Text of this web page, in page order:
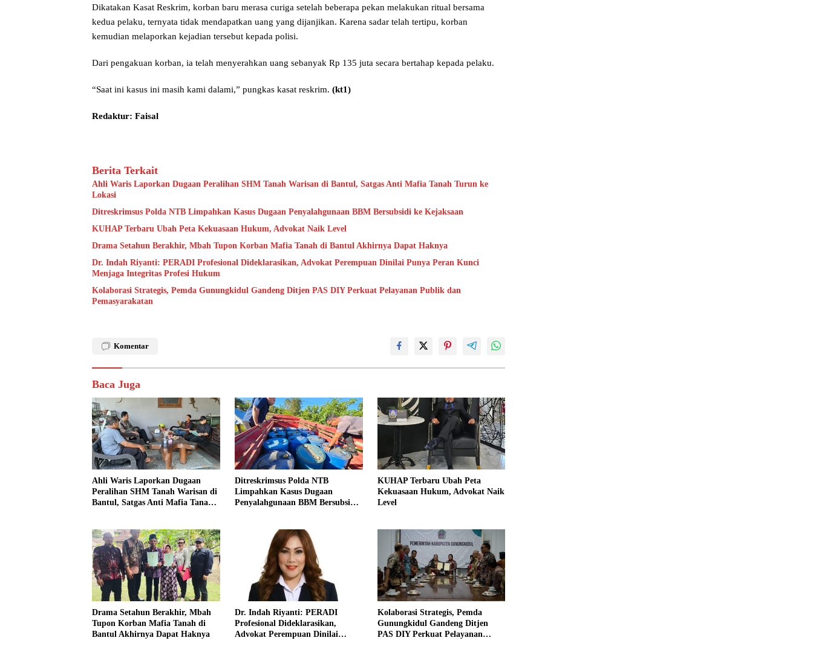
Dikatakan Kasat Reskrim, korban baru merasa curiga setelah beberapa pekan melakukan ritual bersama
kedua pelaku, ternyata tidak mendapatkan uang yang dijanjikan. Karena sadar telah tertipu, korban
kemudian melaporkan kejadian tersebut kepada polisi.
Dari pengakuan korban, ia telah menyerahkan uang sebanyak Rp 135 juta secara bertahap kepada pelaku.
“Saat ini kasus ini masih kami dalami,” pungkas kasat reskrim. (kt1)
Redaktur: Faisal
Berita Terkait
Ahli Waris Laporkan Dugaan Peralihan SHM Tanah Warisan di Bantul, Satgas Anti Mafia Tanah Turun ke
Lokasi
Ditreskrimsus Polda NTB Limpahkan Kasus Dugaan Penyalahgunaan BBM Bersubsidi ke Kejaksaan
KUHAP Terbaru Ubah Peta Kekuasaan Hukum, Advokat Naik Level
Drama Setahun Berakhir, Mbah Tupon Korban Mafia Tanah di Bantul Akhirnya Dapat Haknya
Dr. Indah Riyanti: PERADI Profesional Dideklarasikan, Advokat Perempuan Dinilai Punya Peran Kunci
Menjaga Integritas Profesi Hukum
Kolaborasi Strategis, Pemda Gunungkidul Gandeng Ditjen PAS DIY Perkuat Pelayanan Publik dan
Pemasyarakatan
Komentar
Baca Juga
Ahli Waris Laporkan Dugaan
Peralihan SHM Tanah Warisan di
Bantul, Satgas Anti Mafia Tanah
Ditreskrimsus Polda NTB
Limpahkan Kasus Dugaan
Penyalahgunaan BBM Bersubsidi
KUHAP Terbaru Ubah Peta
Kekuasaan Hukum, Advokat Naik
Level
Drama Setahun Berakhir, Mbah
Tupon Korban Mafia Tanah di
Bantul Akhirnya Dapat Haknya
Dr. Indah Riyanti: PERADI
Profesional Dideklarasikan,
Advokat Perempuan Dinilai
Kolaborasi Strategis, Pemda
Gunungkidul Gandeng Ditjen
PAS DIY Perkuat Pelayanan